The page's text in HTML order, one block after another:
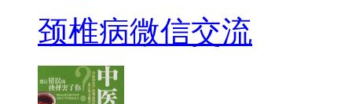
颈椎病微信交流